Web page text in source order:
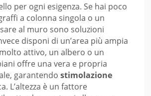
per ogni esigenza. Se hai poco
a colonna singola o un
al muro sono soluzioni
disponi di un’area più ampia
attivo, un albero o un
offre una vera e propria
garantendo stimolazione
L’altezza è un fattore